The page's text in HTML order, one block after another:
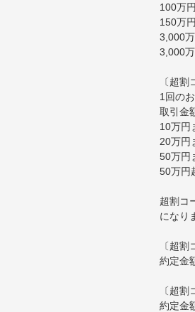
100万
150万
3,000
3,000
〔超割
1回の
取引金
10万円
20万円
50万円
50万円
超割コ
になり
〔超
約定金
〔超
約定金